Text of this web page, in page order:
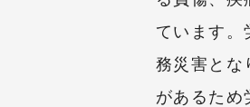
ています。
務災害とな
があるため